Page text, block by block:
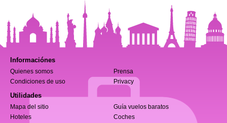
Informaciónes
Quienes somos
Prensa
Condiciones de uso
Privacy
Utilidades
Mapa del sitio
Guía vuelos baratos
Hoteles
Coches